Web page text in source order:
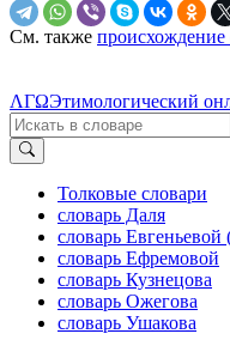
См. также происхождение
ΛΓΩЭтимологический
Толковые словари
словарь Даля
словарь
словарь Ефремовой
словарь Кузнецова
словарь Ожегова
словарь Ушакова